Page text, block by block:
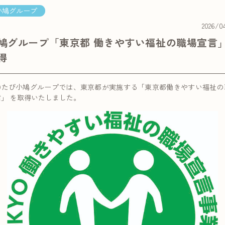
鳩グループ
2026/
グループ「東京都 働きやすい福祉の職場宣言
たび小鳩グループでは、東京都が実施する「東京都働きやすい福祉
を取得いたしました。